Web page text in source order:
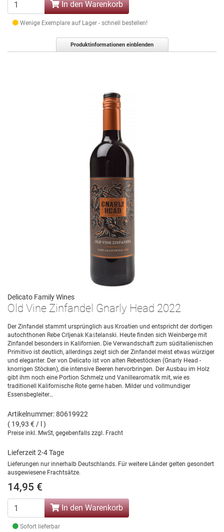
In den Warenkorb
Wenige Exemplare auf Lager - schnell bestellen!
Produktinformationen einblenden
Delicato Family Wines
Old Vine Zinfandel Gnarly Head 2022
Der Zinfandel stammt ursprünglich aus Kroatien und entspricht der dortigen
autochthonen Rebe Crljenak Kaštelanski. Heute finden sich Weinberge mit
Zinfandel besonders in Kalifornien. Die Verwandschaft zum süditalienischen
Primitivo ist deutlich, allerdings zeigt sich der Zinfandel meist etwas würziger
und eleganter. Der von Delicato ist von alten Rebestöcken (Gnarly Head -
knorrigen Stöcken), die intensive Beeren hervorbringen. Der Ausbau im Holz
gibt ihm noch eine Portion Schmelz und Vanillearomatik mit, wie es
traditionell Kalifornische Rote gerne haben. Milder und vollmundiger
Essensbegleiter…
Artikelnummer: 80619922
( 19,93 € / l )
Preise inkl. MwSt, gegebenfalls zzgl. Fracht
Lieferzeit 2-4 Tage
Lieferungen nur innerhalb Deutschlands. Für weitere Länder gelten gesondert
ausgewiesene Frachtsätze.
14,95 €
In den Warenkorb
Sofort lieferbar